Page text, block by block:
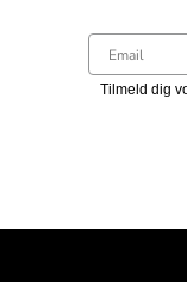
Tilmeld dig